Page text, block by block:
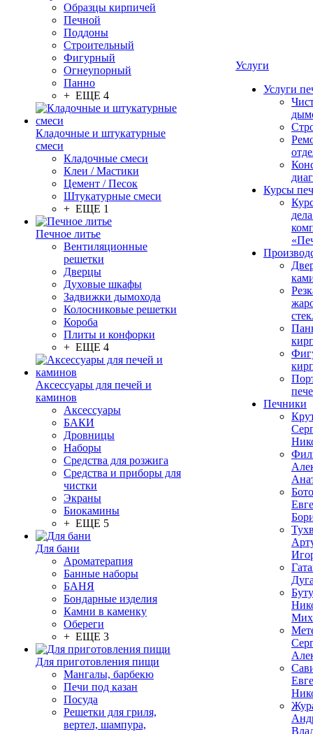
Образцы кирпичей
Печной
Поддоны
Строительный
Фигурный
Огнеупорный
Панно
+ ЕЩЕ 4
Кладочные и штукатурные
смеси
Кладочные смеси
Клеи / Мастики
Цемент / Песок
Штукатурные смеси
+ ЕЩЕ 1
Печное литье
Вентиляционные
решетки
Дверцы
Духовые шкафы
Задвижки дымохода
Колосниковые решетки
Короба
Плиты и конфорки
+ ЕЩЕ 4
Аксессуары для печей и
каминов
Аксессуары
БАКИ
Дровницы
Наборы
Средства для розжига
Средства и приборы для
чистки
Экраны
Биокамины
+ ЕЩЕ 5
Для бани
Ароматерапия
Банные наборы
БАНЯ
Бондарные изделия
Камни в каменку
Обереги
+ ЕЩЕ 3
Для приготовления пищи
Мангалы, барбекю
Печи под казан
Посуда
Решетки для гриля,
вертел, шампура,
Услуги
Услуги
Курсы
Печники